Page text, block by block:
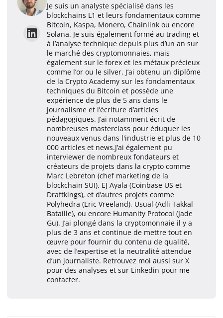
Je suis un analyste spécialisé dans les
blockchains L1 et leurs fondamentaux comme
Bitcoin, Kaspa, Monero, Chainlink ou encore
Solana. Je suis également formé au trading et
à l’analyse technique depuis plus d’un an sur
le marché des cryptomonnaies, mais
également sur le forex et les métaux précieux
comme l’or ou le silver. J’ai obtenu un diplôme
de la Crypto Academy sur les fondamentaux
techniques du Bitcoin et possède une
expérience de plus de 5 ans dans le
journalisme et l’écriture d’articles
pédagogiques. J’ai notamment écrit de
nombreuses masterclass pour éduquer les
nouveaux venus dans l'industrie et plus de 10
000 articles et news.J’ai également pu
interviewer de nombreux fondateurs et
créateurs de projets dans la crypto comme
Marc Lebreton (chef marketing de la
blockchain SUI), EJ Ayala (Coinbase US et
Draftkings), et d’autres projets comme
Polyhedra (Eric Vreeland), Usual (Adli Takkal
Bataille), ou encore Humanity Protocol (Jade
Gu). J’ai plongé dans la cryptomonnaie il y a
plus de 3 ans et continue de mettre tout en
œuvre pour fournir du contenu de qualité,
avec de l’expertise et la neutralité attendue
d’un journaliste. Retrouvez moi aussi sur X
pour des analyses et sur Linkedin pour me
contacter.